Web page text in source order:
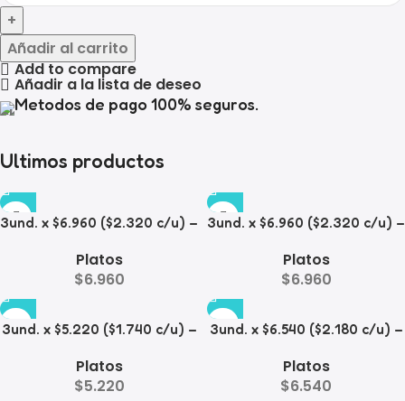
Añadir al carrito
Add to compare
Añadir a la lista de deseo
Metodos de pago 100% seguros.
Ultimos productos
3und. x $6.960 ($2.320 c/u) –
Diamante
Platos
$6.960
3und. x $6.960 ($2.320 c/u) –
Platos
$6.960
3und. x $5.220 ($1.740 c/u) –
Mascotas Diseño Manzana
Platos
$5.220
3und. x $6.540 ($2.180 c/u) –
Mascotas
Platos
$6.540